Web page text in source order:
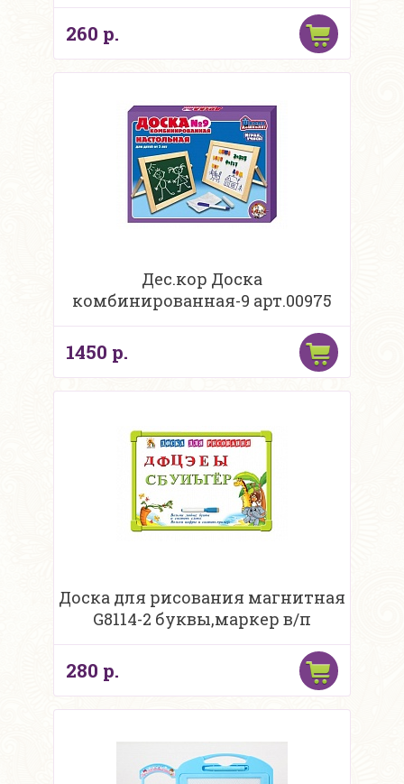
260 р.
Дес.кор Доска
комбинированная-9 арт.00975
1450 р.
Доска для рисования магнитная
G8114-2 буквы,маркер в/п
280 р.